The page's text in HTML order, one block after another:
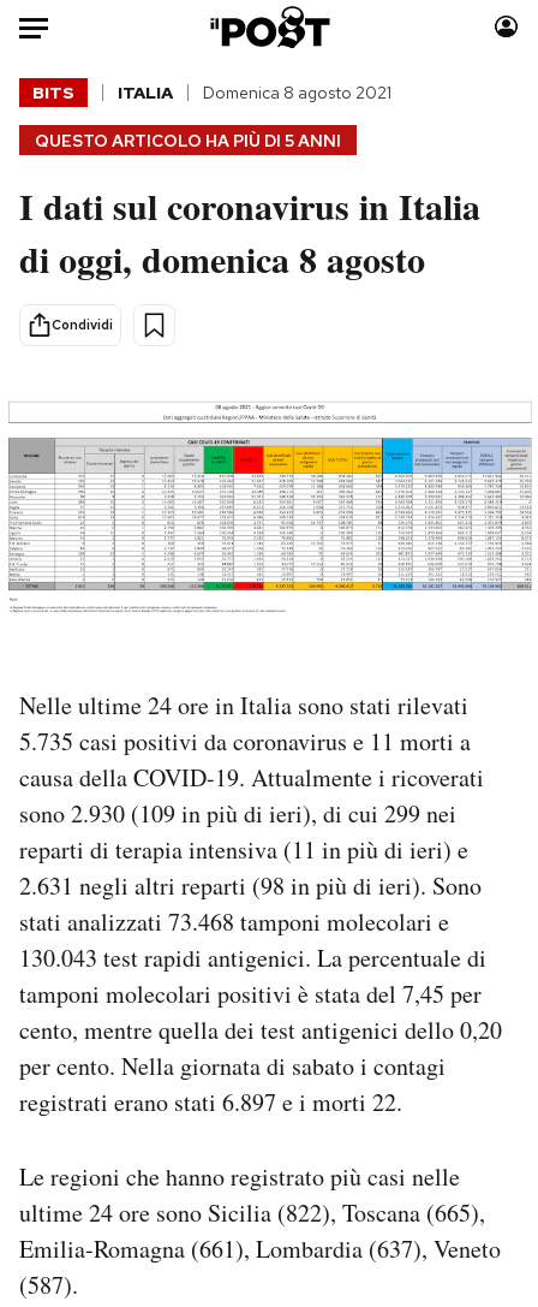
Auto
HOME
Italia
Politica
Tecnologia
Internet
Cultura
Economia
Sport
Moda
Consumismi
Europa
Altrecose
Mondiali calcio 2026
PODCAST
I MIEI PREFERITI
SHOP
CALENDARIO
AREA PERSONALE
Area Personale
Newsletter
Notifiche mobile
Esci
QUESTO ARTICOLO HA PIÙ DI 5 ANNI
BITS ITALIA Domenica 8 agosto 2021
I dati sul coronavirus in Italia
di oggi, domenica 8 agosto
Condividi
Nelle ultime 24 ore in Italia sono stati rilevati
5.735 casi positivi da coronavirus e 11 morti a
causa della COVID-19. Attualmente i ricoverati
sono 2.930 (109 in più di ieri), di cui 299 nei
reparti di terapia intensiva (11 in più di ieri) e
2.631 negli altri reparti (98 in più di ieri). Sono
stati analizzati 73.468 tamponi molecolari e
130.043 test rapidi antigenici. La percentuale di
tamponi molecolari positivi è stata del 7,45 per
cento, mentre quella dei test antigenici dello 0,20
per cento. Nella giornata di sabato i contagi
registrati erano stati 6.897 e i morti 22.
Le regioni che hanno registrato più casi nelle
ultime 24 ore sono Sicilia (822), Toscana (665),
Emilia-Romagna (661), Lombardia (637), Veneto
(587).